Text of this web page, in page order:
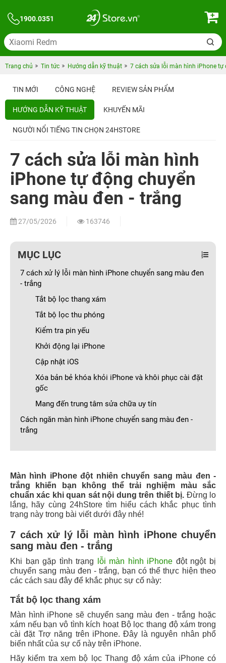
1900.0351
Trang chủ Tin tức Hướng dẫn kỹ thuật 7 cách sửa lỗi màn hình iPhone
TIN MỚI CÔNG NGHỆ REVIEW SẢN PHẨM
HƯỚNG DẪN KỸ THUẬT KHUYẾN MÃI
NGƯỜI NỔI TIẾNG TIN CHỌN 24HSTORE
7 cách sửa lỗi màn hình
iPhone tự động chuyển
sang màu đen - trắng
27/05/2026 163746
MỤC LỤC
7 cách xử lý lỗi màn hình iPhone chuyển sang màu đen
- trắng
Tắt bộ lọc thang xám
Tắt bộ lọc thu phóng
Kiểm tra pin yếu
Khởi động lại iPhone
Cập nhật iOS
Xóa bản bẻ khóa khỏi iPhone và khôi phục cài đặt
gốc
Mang đến trung tâm sửa chữa uy tín
Cách ngăn màn hình iPhone chuyển sang màu đen -
trắng
Màn hình iPhone đột nhiên chuyển sang màu đen -
trắng khiến bạn không thể trải nghiệm màu sắc
chuẩn xác khi quan sát nội dung trên thiết bị. Đừng lo
lắng, hãy cùng 24hStore tìm hiểu cách khắc phục tình
trạng này trong bài viết dưới đây nhé!
7 cách xử lý lỗi màn hình iPhone chuyển
sang màu đen - trắng
Khi bạn gặp tình trạng lỗi màn hình iPhone đột ngột bị
chuyển sang màu đen - trắng, bạn có thể thực hiện theo
các cách sau đây để khắc phục sự cố này:
Tắt bộ lọc thang xám
Màn hình iPhone sẽ chuyển sang màu đen - trắng hoặc
xám nếu bạn vô tình kích hoạt Bộ lọc thang độ xám trong
cài đặt Trợ năng trên iPhone. Đây là nguyên nhân phổ
biến nhất của sự cố này trên iPhone.
Hãy kiểm tra xem bộ lọc Thang độ xám của iPhone có